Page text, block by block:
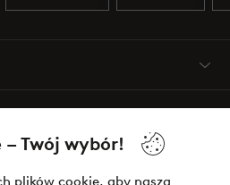
Twój wybór!
plików cookie, aby nasza